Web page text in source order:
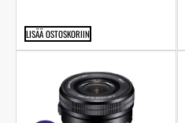
LISÄÄ OSTOSKORIIN